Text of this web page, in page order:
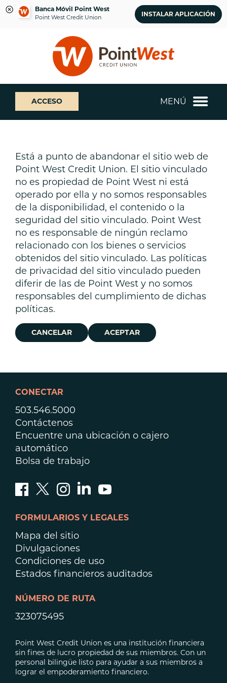
Banca Móvil Point West
Point West Credit Union INSTALAR APLICACIÓN
sesión
banca
web
¿Qué
podemos
ayudarte
a
ACCESO MENÚ
Está a punto de abandonar el sitio web de
Point West Credit Union. El sitio vinculado
no es propiedad de Point West ni está
operado por ella y no somos responsables
de la disponibilidad, el contenido o la
seguridad del sitio vinculado. Point West
no es responsable de ningún reclamo
relacionado con los bienes o servicios
obtenidos del sitio vinculado. Las políticas
de privacidad del sitio vinculado pueden
diferir de las de Point West y no somos
responsables del cumplimiento de dichas
políticas.
CANCELAR ACEPTAR
CONECTAR
503.546.5000
Contáctenos
Encuentre una ubicación o cajero
automático
Bolsa de trabajo
FORMULARIOS Y LEGALES
Mapa del sitio
Divulgaciones
Condiciones de uso
Estados financieros auditados
NÚMERO DE RUTA
323075495
Point West Credit Union es una institución financiera
sin fines de lucro propiedad de sus miembros. Con un
personal bilingüe listo para ayudar a sus miembros a
lograr el empoderamiento financiero.